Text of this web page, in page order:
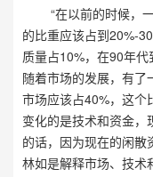
“在以前的时候，
的比重应该占到20%-
质量占10%，在90年代
随着市场的发展，有了
市场应该占40%，这个
变化的是技术和资金
的话，因为现在的闲散
林如是解释市场、技术